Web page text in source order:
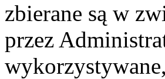
zbierane są w
przez